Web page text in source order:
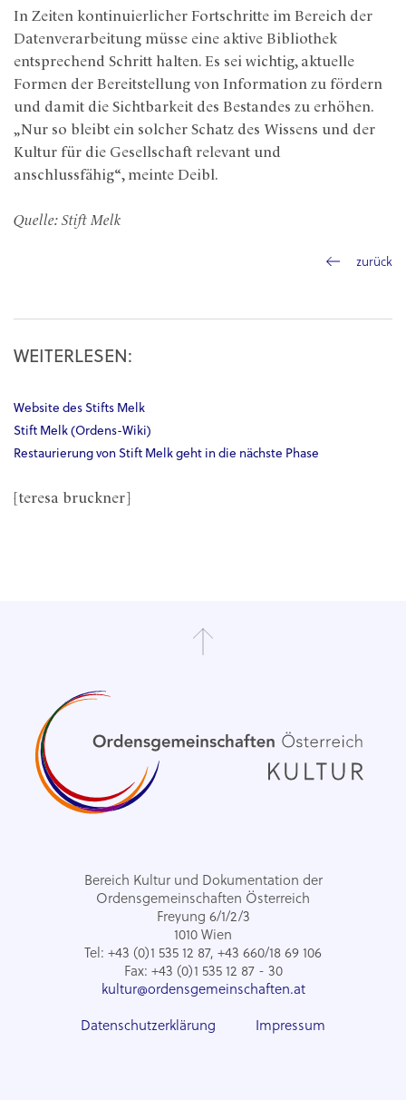
In Zeiten kontinuierlicher Fortschritte im Bereich der
Datenverarbeitung müsse eine aktive Bibliothek
entsprechend Schritt halten. Es sei wichtig, aktuelle
Formen der Bereitstellung von Information zu fördern
und damit die Sichtbarkeit des Bestandes zu erhöhen.
„Nur so bleibt ein solcher Schatz des Wissens und der
Kultur für die Gesellschaft relevant und
anschlussfähig“, meinte Deibl.
Quelle: Stift Melk
zurück
WEITERLESEN:
Website des Stifts Melk
Stift Melk (Ordens-Wiki)
Restaurierung von Stift Melk geht in die nächste Phase
[teresa bruckner]
Bereich Kultur und Dokumentation der
Ordensgemeinschaften Österreich
Freyung 6/1/2/3
1010 Wien
Tel: +43 (0)1 535 12 87, +43 660/18 69 106
Fax: +43 (0)1 535 12 87 - 30
kultur@ordensgemeinschaften.at
Datenschutzerklärung Impressum